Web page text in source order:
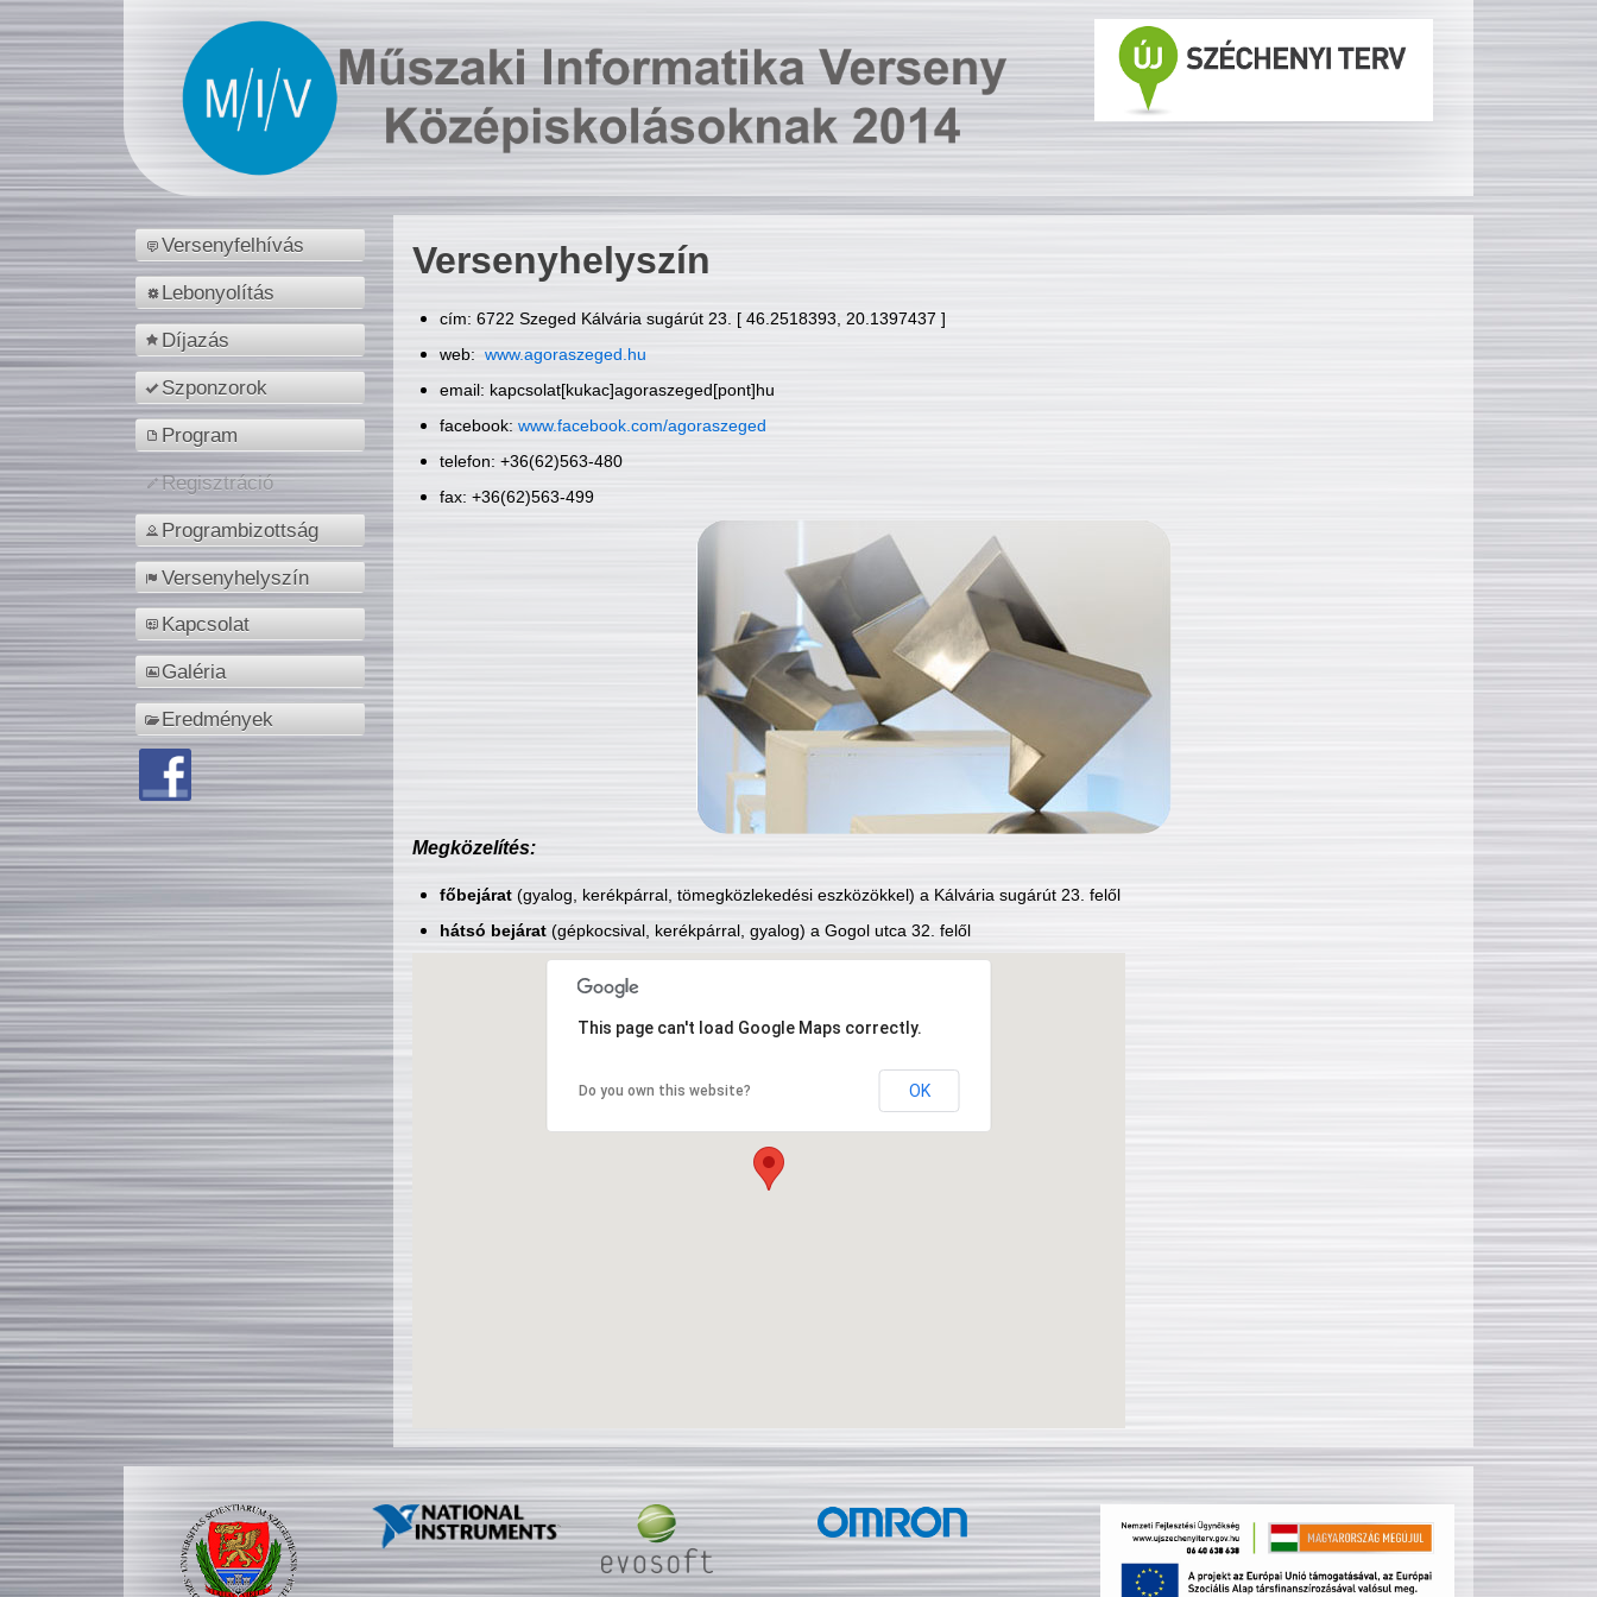
Versenyfelhívás
Lebonyolítás
Díjazás
Szponzorok
Program
Regisztráció
Programbizottság
Versenyhelyszín
Kapcsolat
Galéria
Eredmények
Versenyhelyszín
cím: 6722 Szeged Kálvária sugárút 23. [ 46.2518393, 20.1397437 ]
web: www.agoraszeged.hu
email: kapcsolat[kukac]agoraszeged[pont]hu
facebook: www.facebook.com/agoraszeged
telefon: +36(62)563-480
fax: +36(62)563-499
Megközelítés:
főbejárat(gyalog, kerékpárral, tömegközlekedési eszközökkel) a Kálvária sugárút 23. felől
hátsó bejárat(gépkocsival, kerékpárral, gyalog) a Gogol utca 32. felől
This page can't load Google Maps correctly.
Do you own this website? OK